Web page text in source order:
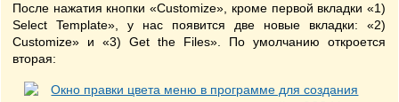
После нажатия кнопки «Customize», кроме первой вкладки «1)
Select Template», у нас появится две новые вкладки: «2)
Customize» и «3) Get the Files». По умолчанию откроется
вторая: